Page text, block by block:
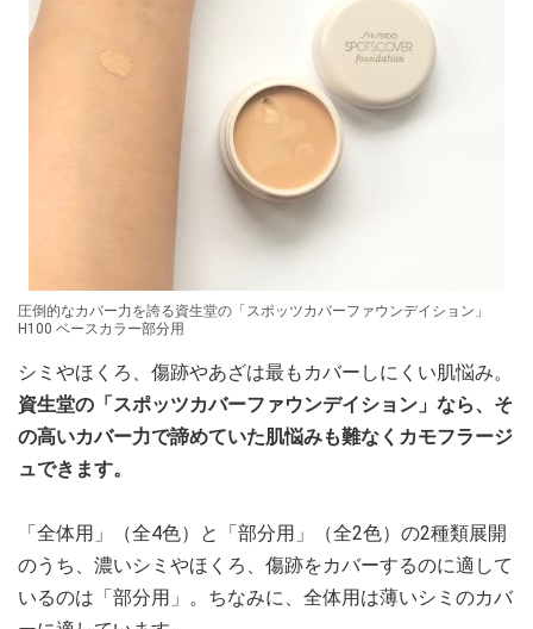
圧倒的なカバー力を誇る資生堂の「スポッツカバーファウンデイション」
H100 ベースカラー部分用
シミやほくろ、傷跡やあざは最もカバーしにくい肌悩み。
資生堂の「スポッツカバーファウンデイション」なら、そ
の高いカバー力で諦めていた肌悩みも難なくカモフラージ
ュできます。
「全体用」（全4色）と「部分用」（全2色）の2種類展開
のうち、濃いシミやほくろ、傷跡をカバーするのに適して
いるのは「部分用」。ちなみに、全体用は薄いシミのカバ